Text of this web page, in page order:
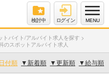
検討中 ログイン MENU
トバイト/アルバイト求人を探す >
のスポットアルバイト求人
日付順 ▼ 新着順 ▼更新順 ▼給与順